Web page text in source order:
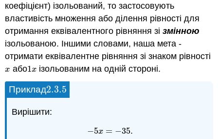
коефіцієнт) ізольований, то застосовують
властивість множення або ділення рівності для
отримання еквівалентного рівняння зізмінною
ізольованою. Іншими словами, наша мета -
отримати еквівалентне рівняння зі знаком рівності
x
x або1x
1x ізольованим на одній стороні.
Приклад2.3.5
2.3.5
Вирішити:
−5x = −35
−5x=− 35
.